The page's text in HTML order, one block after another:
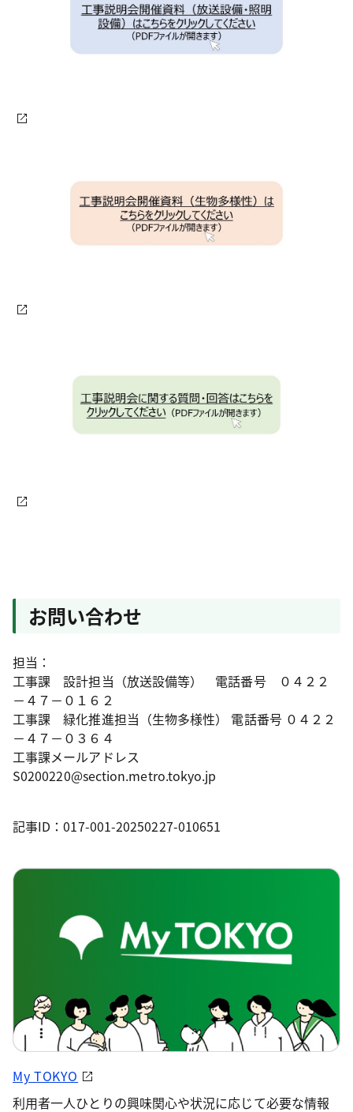
お問い合わせ
担当：
工事課 設計担当（放送設備等） 電話番号 ０４２２
－４７－０１６２
工事課 緑化推進担当（生物多様性） 電話番号 ０４２２
－４７－０３６４
工事課メールアドレス
S0200220@section.metro.tokyo.jp
記事ID：017-001-20250227-010651
My TOKYO
利用者一人ひとりの興味関心や状況に応じて必要な情報